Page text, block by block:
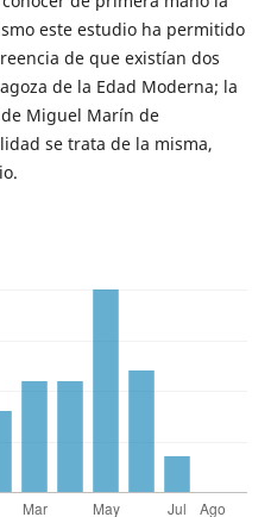
este estudio ha permitido
de que existían dos
de la Edad Moderna; la
Miguel Marín de
se trata de la misma,